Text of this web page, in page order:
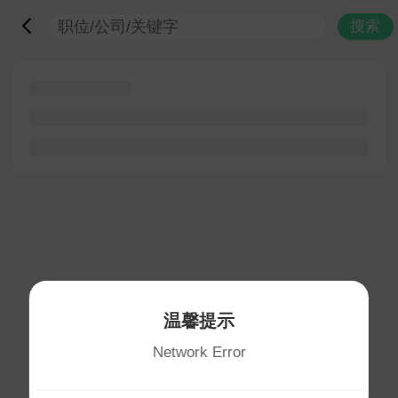
搜索
温馨提示
Network Error